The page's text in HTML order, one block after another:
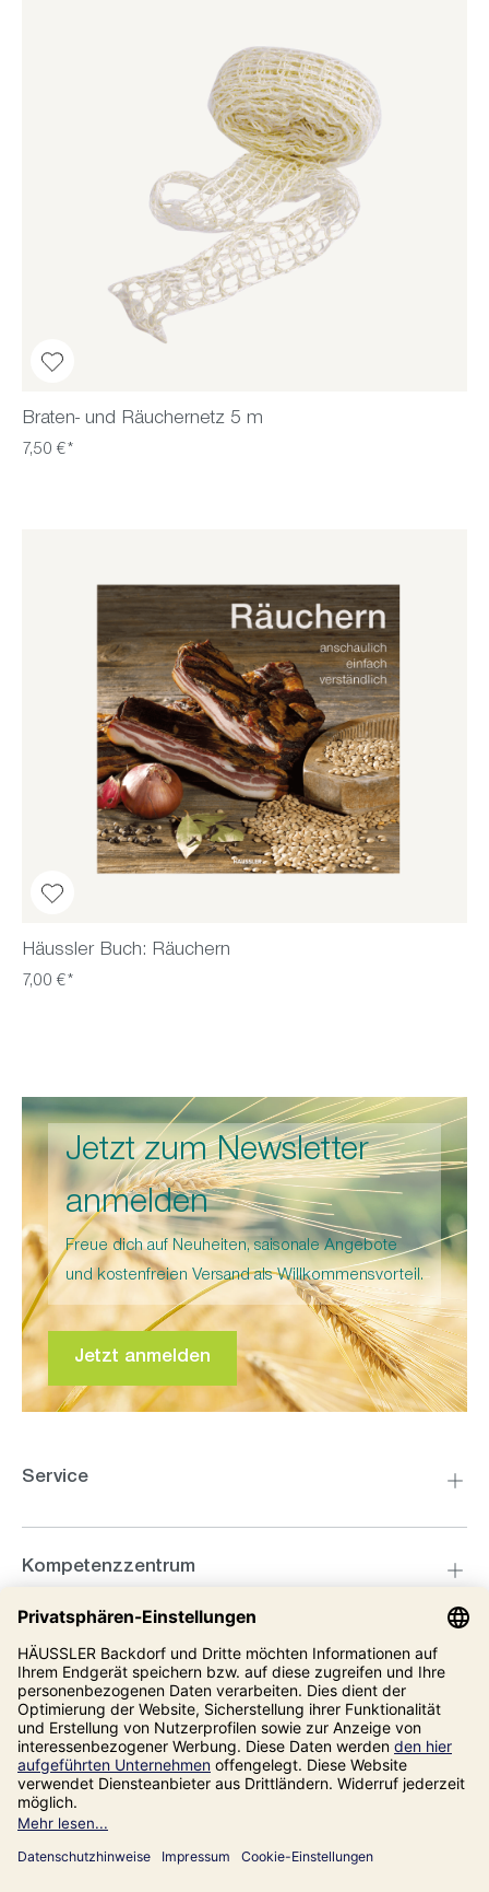
Braten- und Räuchernetz 5 m
7,50 €*
Häussler Buch: Räuchern
7,00 €*
Jetzt zum Newsletter
anmelden
Freue dich auf Neuheiten, saisonale Angebote
und kostenfreien Versand als Willkommensvorteil.
Jetzt anmelden
Service
Kompetenzzentrum
Informationen
Unsere Adresse